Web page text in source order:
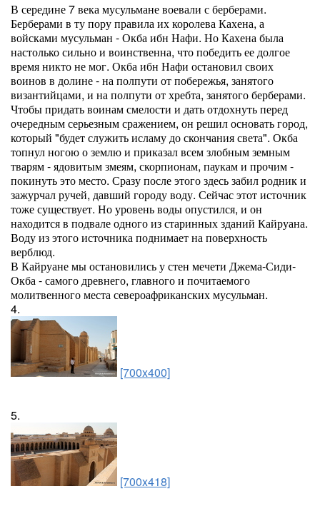
В середине 7 века мусульмане воевали с берберами.
Берберами в ту пору правила их королева Кахена, а
войсками мусульман - Окба ибн Нафи. Но Кахена была
настолько сильно и воинственна, что победить ее долгое
время никто не мог. Окба ибн Нафи остановил своих
воинов в долине - на полпути от побережья, занятого
византийцами, и на полпути от хребта, занятого берберами.
Чтобы придать воинам смелости и дать отдохнуть перед
очередным серьезным сражением, он решил основать город,
который "будет служить исламу до скончания света". Окба
топнул ногою о землю и приказал всем злобным земным
тварям - ядовитым змеям, скорпионам, паукам и прочим -
покинуть это место. Сразу после этого здесь забил родник и
зажурчал ручей, давший городу воду. Сейчас этот источник
тоже существует. Но уровень воды опустился, и он
находится в подвале одного из старинных зданий Кайруана.
Воду из этого источника поднимает на поверхность
верблюд.
В Кайруане мы остановились у стен мечети Джема-Сиди-
Окба - самого древнего, главного и почитаемого
молитвенного места североафриканских мусульман.
4.
[700x400]
5.
[700x418]